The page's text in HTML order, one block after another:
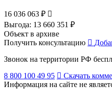
16 036 063 ₽
Выгода: 13 660 351 ₽
Объект в архиве
Получить консультацию
Звонок на территории РФ
8 800 100 49 95
Скачать
Информация на сайте не